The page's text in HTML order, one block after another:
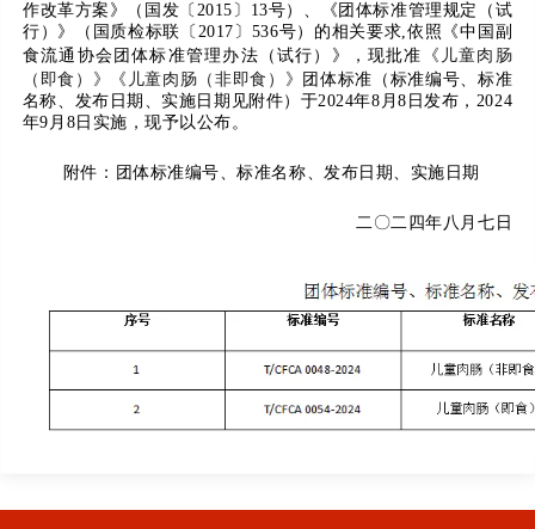
作改革方案》（国发〔2015〕13号）、《团体标准管理规定（试
行）》（国质检标联〔2017〕536号）的相关要求,依照《中国副
食流通协会团体标准管理办法（试行）》，现批准
《儿童肉肠
（即食）》《儿童肉肠（非即食）》 团体标准（标准编号、标准
名称、发布日期、实施日期见附件）于2024年8月8 日发布，2024
年9月8日实施，现予以公布。
附件：团体标准编号、标准名称、发布日期、实施日期
二〇二 四年八月七日